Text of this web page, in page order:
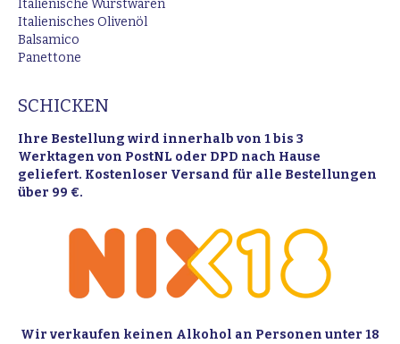
Italienische Wurstwaren
Italienisches Olivenöl
Balsamico
Panettone
SCHICKEN
Ihre Bestellung wird innerhalb von 1 bis 3
Werktagen von PostNL oder DPD nach Hause
geliefert. Kostenloser Versand für alle Bestellungen
über 99 €.
Wir verkaufen keinen Alkohol an Personen unter 18